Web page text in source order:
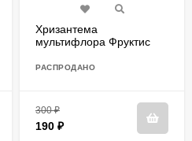
Хризантема
мультифлора Фруктис
РАСПРОДАНО
300₽
190 ₽